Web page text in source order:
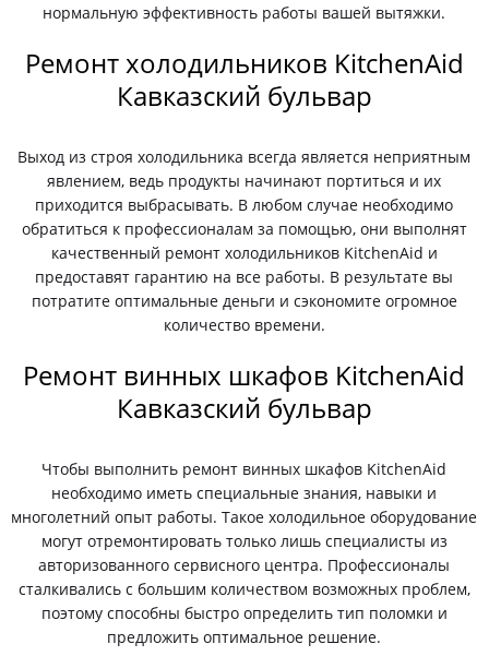
нормальную эффективность работы вашей вытяжки.
Ремонт холодильников KitchenAid
Кавказский бульвар
Выход из строя холодильника всегда является неприятным
явлением, ведь продукты начинают портиться и их
приходится выбрасывать. В любом случае необходимо
обратиться к профессионалам за помощью, они выполнят
качественный ремонт холодильников KitchenAid и
предоставят гарантию на все работы. В результате вы
потратите оптимальные деньги и сэкономите огромное
количество времени.
Ремонт винных шкафов KitchenAid
Кавказский бульвар
Чтобы выполнить ремонт винных шкафов KitchenAid
необходимо иметь специальные знания, навыки и
многолетний опыт работы. Такое холодильное оборудование
могут отремонтировать только лишь специалисты из
авторизованного сервисного центра. Профессионалы
сталкивались с большим количеством возможных проблем,
поэтому способны быстро определить тип поломки и
предложить оптимальное решение.